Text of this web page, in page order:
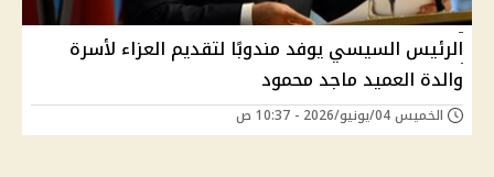
الرئيس السيسي يوفد مندوبًا لتقديم العزاء لأسرة
والدة العميد ماجد محمود
الخميس 04/يونيو/2026 - 10:37 ص